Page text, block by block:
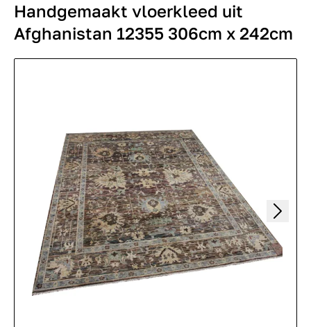
Handgemaakt vloerkleed uit
Afghanistan 12355 306cm x 242cm